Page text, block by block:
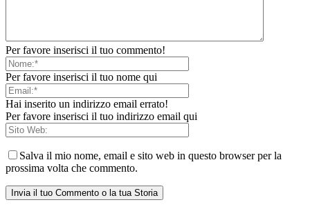
Per favore inserisci il tuo commento!
Per favore inserisci il tuo nome qui
Hai inserito un indirizzo email errato!
Per favore inserisci il tuo indirizzo email qui
Salva il mio nome, email e sito web in questo browser per la
prossima volta che commento.